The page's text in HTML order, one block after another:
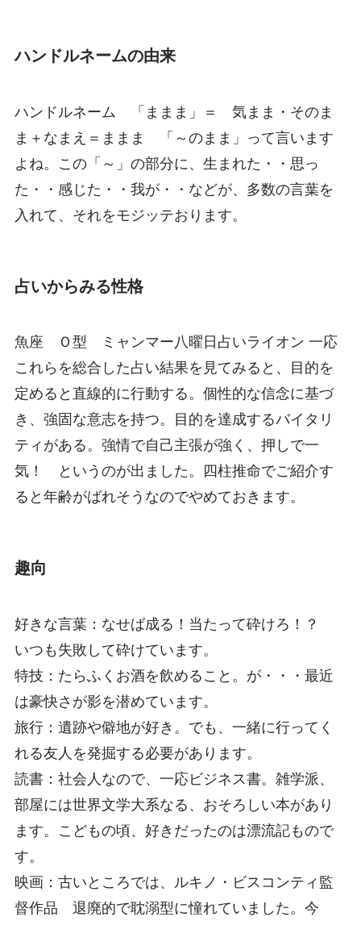
ハンドルネームの由来
ハンドルネーム 「ままま」＝ 気まま・そのま
ま＋なまえ＝ままま 「～のまま」って言います
よね。この「～」の部分に、生まれた・・思っ
た・・感じた・・我が・・などが、多数の言葉を
入れて、それをモジッテおります。
占いからみる性格
魚座 Ｏ型 ミャンマー八曜日占いライオン 一応
これらを総合した占い結果を見てみると、目的を
定めると直線的に行動する。個性的な信念に基づ
き、強固な意志を持つ。目的を達成するバイタリ
ティがある。強情で自己主張が強く、押しで一
気！ というのが出ました。四柱推命でご紹介す
ると年齢がばれそうなのでやめておきます。
趣向
好きな言葉：なせば成る！当たって砕けろ！？
いつも失敗して砕けています。
特技：たらふくお酒を飲めること。が・・・最近
は豪快さが影を潜めています。
旅行：遺跡や僻地が好き。でも、一緒に行ってく
れる友人を発掘する必要があります。
読書：社会人なので、一応ビジネス書。雑学派、
部屋には世界文学大系なる、おそろしい本があり
ます。こどもの頃、好きだったのは漂流記もので
す。
映画：古いところでは、ルキノ・ビスコンティ監
督作品 退廃的で耽溺型に憧れていました。今